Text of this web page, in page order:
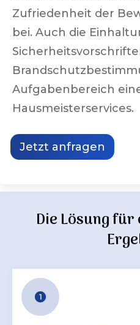
Zufriedenheit der
bei. Auch die
Aufgabenbereich
Hausmeisterservices.
Jetzt anfragen
Die Lösung für